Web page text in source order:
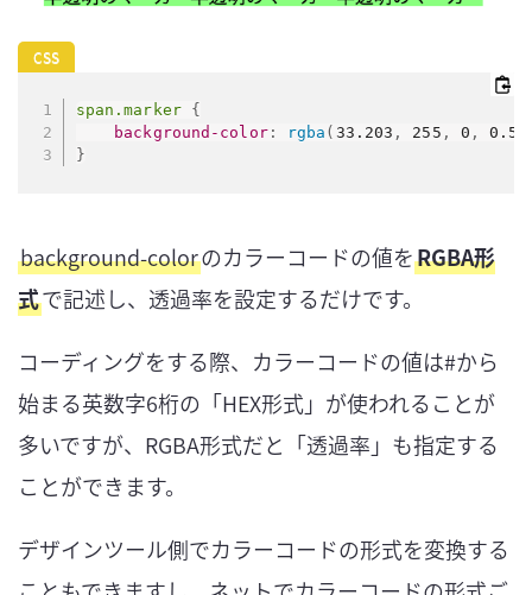
span.marker
{
background-color: rgba ( 33.203 , 255 , 0 , 0.5
}
background-colorのカラーコードの値をRGBA形
式で記述し、透過率を設定するだけです。
コーディングをする際、カラーコードの値は#から
始まる英数字6桁の「HEX形式」が使われることが
多いですが、RGBA形式だと「透過率」も指定する
ことができます。
デザインツール側でカラーコードの形式を変換する